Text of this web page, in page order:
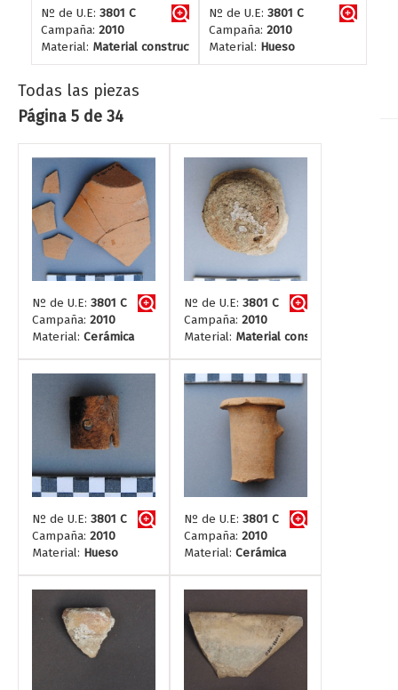
Nº de U.E: 3801 C
Campaña: 2010
Material: Material constructivo
Nº de U.E: 3801 C
Campaña: 2010
Material: Hueso
Todas las piezas
Página 5 de 34
Nº de U.E: 3801 C
Campaña: 2010
Material: Cerámica
Nº de U.E: 3801 C
Campaña: 2010
Material: Material constructivo
Nº de U.E: 3801 C
Campaña: 2010
Material: Hueso
Nº de U.E: 3801 C
Campaña: 2010
Material: Cerámica